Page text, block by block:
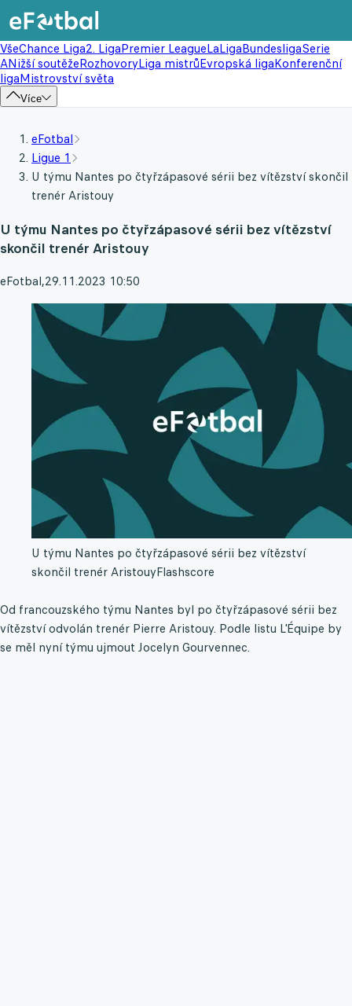
VšeChance Liga2. LigaPremier LeagueLaLigaBundesligaSerie
ANižší soutěžeRozhovoryLiga mistrůEvropská ligaKonferenční
ligaMistrovství světa
Více
eFotbal
Ligue 1
U týmu Nantes po čtyřzápasové sérii bez vítězství skončil
trenér Aristouy
U týmu Nantes po čtyřzápasové sérii bez vítězství
skončil trenér Aristouy
eFotbal,29.11.2023 10:50
U týmu Nantes po čtyřzápasové sérii bez vítězství
skončil trenér AristouyFlashscore
Od francouzského týmu Nantes byl po čtyřzápasové sérii bez
vítězství odvolán trenér Pierre Aristouy. Podle listu L'Équipe by
se měl nyní týmu ujmout Jocelyn Gourvennec.